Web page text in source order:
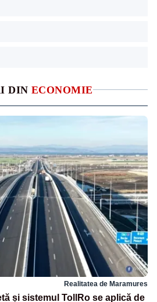
DIN ECONOMIE
Realitatea de Maramures
și sistemul TollRo se aplică de